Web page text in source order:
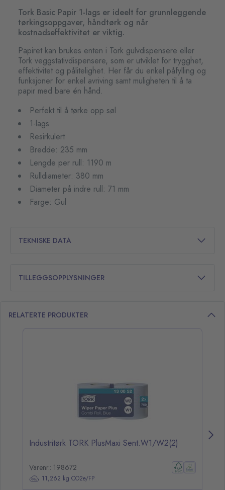
Tork Basic Papir 1-lags er ideelt for grunnleggende
tørkingsoppgaver, håndtørk og når
kostnadseffektivitet er viktig.
Papiret kan brukes enten i Tork gulvdispensere eller
Tork veggstativdispensere, som er utviklet for trygghet,
effektivitet og pålitelighet. Her får du enkel påfylling og
funksjoner for enkel avriving samt muligheten til å ta
papir med bare én hånd.
Perfekt til å tørke opp søl
1-lags
Resirkulert
Bredde: 235 mm
Lengde per rull: 1190 m
Rulldiameter: 380 mm
Diameter på indre rull: 71 mm
Farge: Gul
TEKNISKE DATA
TILLEGGSOPPLYSNINGER
RELATERTE PRODUKTER
Industritørk TORK PlusMaxi Sent.W1/W2(2)
Varenr.: 198672
11,262 kg CO2e/FP